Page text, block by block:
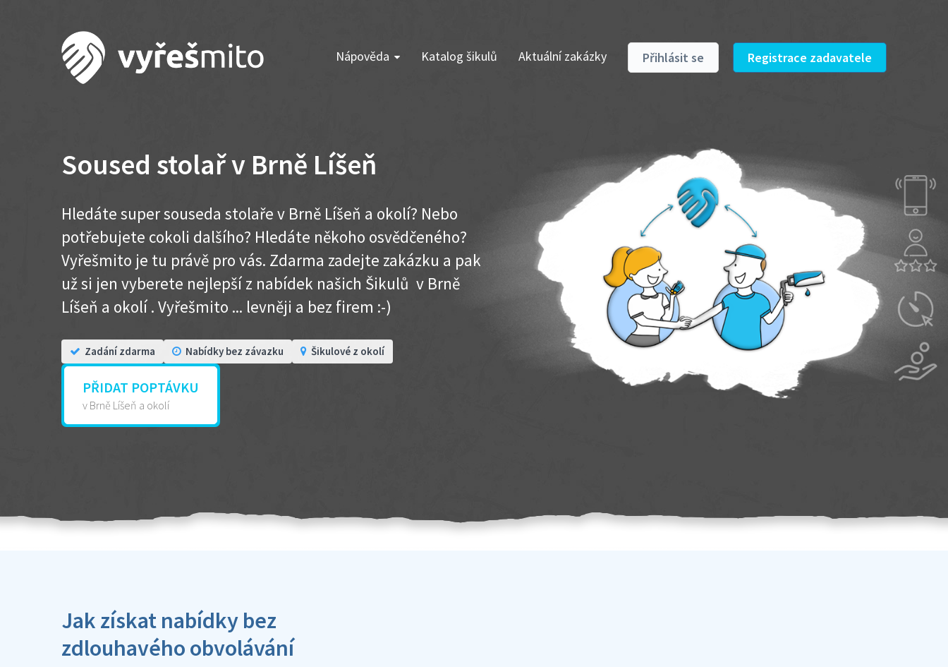
Nápověda Katalog šikulů Aktuální zakázky Přihlásit se Registrace zadavatele
Soused stolař v Brně Líšeň
Hledáte super souseda stolaře v Brně Líšeň a okolí? Nebo
potřebujete cokoli dalšího? Hledáte někoho osvědčeného?
Vyřešmito je tu právě pro vás. Zdarma zadejte zakázku a pak
už si jen vyberete nejlepší z nabídek našich Šikulů v Brně
Líšeň a okolí . Vyřešmito ... levněji a bez firem :-)
Zadání zdarma Nabídky bez závazku Šikulové z okolí
PŘIDAT POPTÁVKU
v Brně Líšeň a okolí
Jak získat nabídky bez
zdlouhavého obvolávání